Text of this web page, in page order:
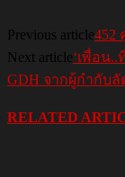
Previous article452
Next article‘เพื่อน
GDH จากผู้กำกับ
RELATED